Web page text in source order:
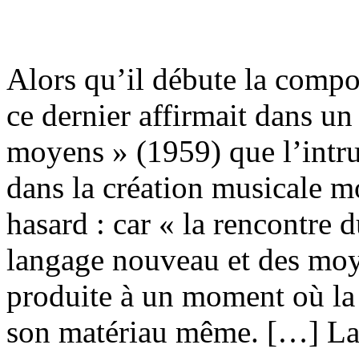
Alors qu’il débute la
ce dernier affirmait dans
moyens » (1959) que
dans la création musicale
hasard : car « la rencontre
langage nouveau et des
produite à un moment où
son matériau même. […]